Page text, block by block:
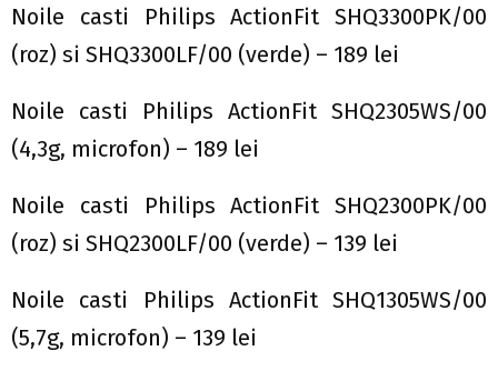
Noile casti Philips ActionFit SHQ3300PK/00
(roz) si SHQ3300LF/00 (verde) – 189 lei
Noile casti Philips ActionFit SHQ2305WS/00
(4,3g, microfon) – 189 lei
Noile casti Philips ActionFit SHQ2300PK/00
(roz) si SHQ2300LF/00 (verde) – 139 lei
Noile casti Philips ActionFit SHQ1305WS/00
(5,7g, microfon) – 139 lei